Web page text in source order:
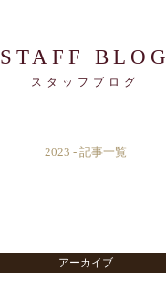
STAFF BLOG
スタッフブログ
2023 - 記事一覧
アーカイブ